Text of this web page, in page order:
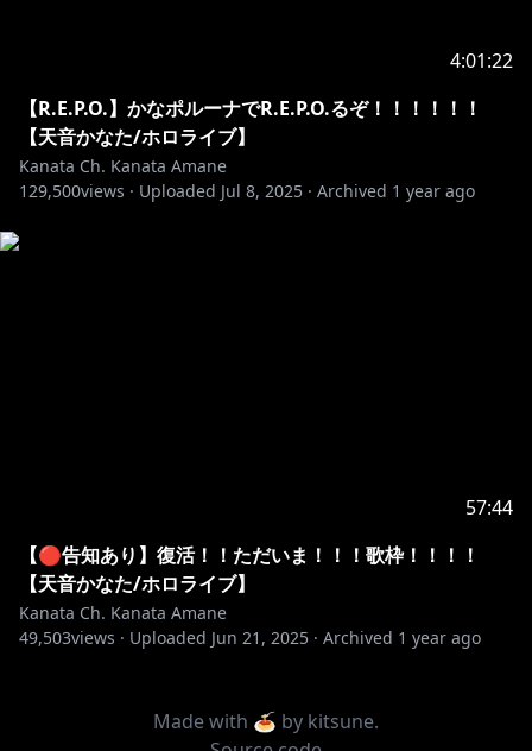
4:01:22
【R.E.P.O.】かなポルーナでR.E.P.O.るぞ！！！！！！
【天音かなた/ホロライブ】
Kanata Ch. Kanata Amane
129,500views · Uploaded Jul 8, 2025 · Archived 1 year ago
57:44
【🔴告知あり】復活！！ただいま！！！歌枠！！！！
【天音かなた/ホロライブ】
Kanata Ch. Kanata Amane
49,503views · Uploaded Jun 21, 2025 · Archived 1 year ago
Made with 🍝 by kitsune.